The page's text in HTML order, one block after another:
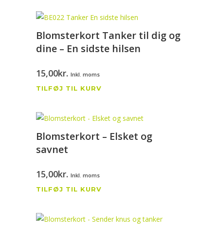
Blomsterkort Tanker til dig og
dine – En sidste hilsen
15,00kr. Inkl. moms
TILFØJ TIL KURV
Blomsterkort – Elsket og
savnet
15,00kr. Inkl. moms
TILFØJ TIL KURV